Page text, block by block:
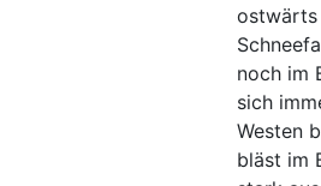
ostwärts
noch im
sich
Westen
bläst im